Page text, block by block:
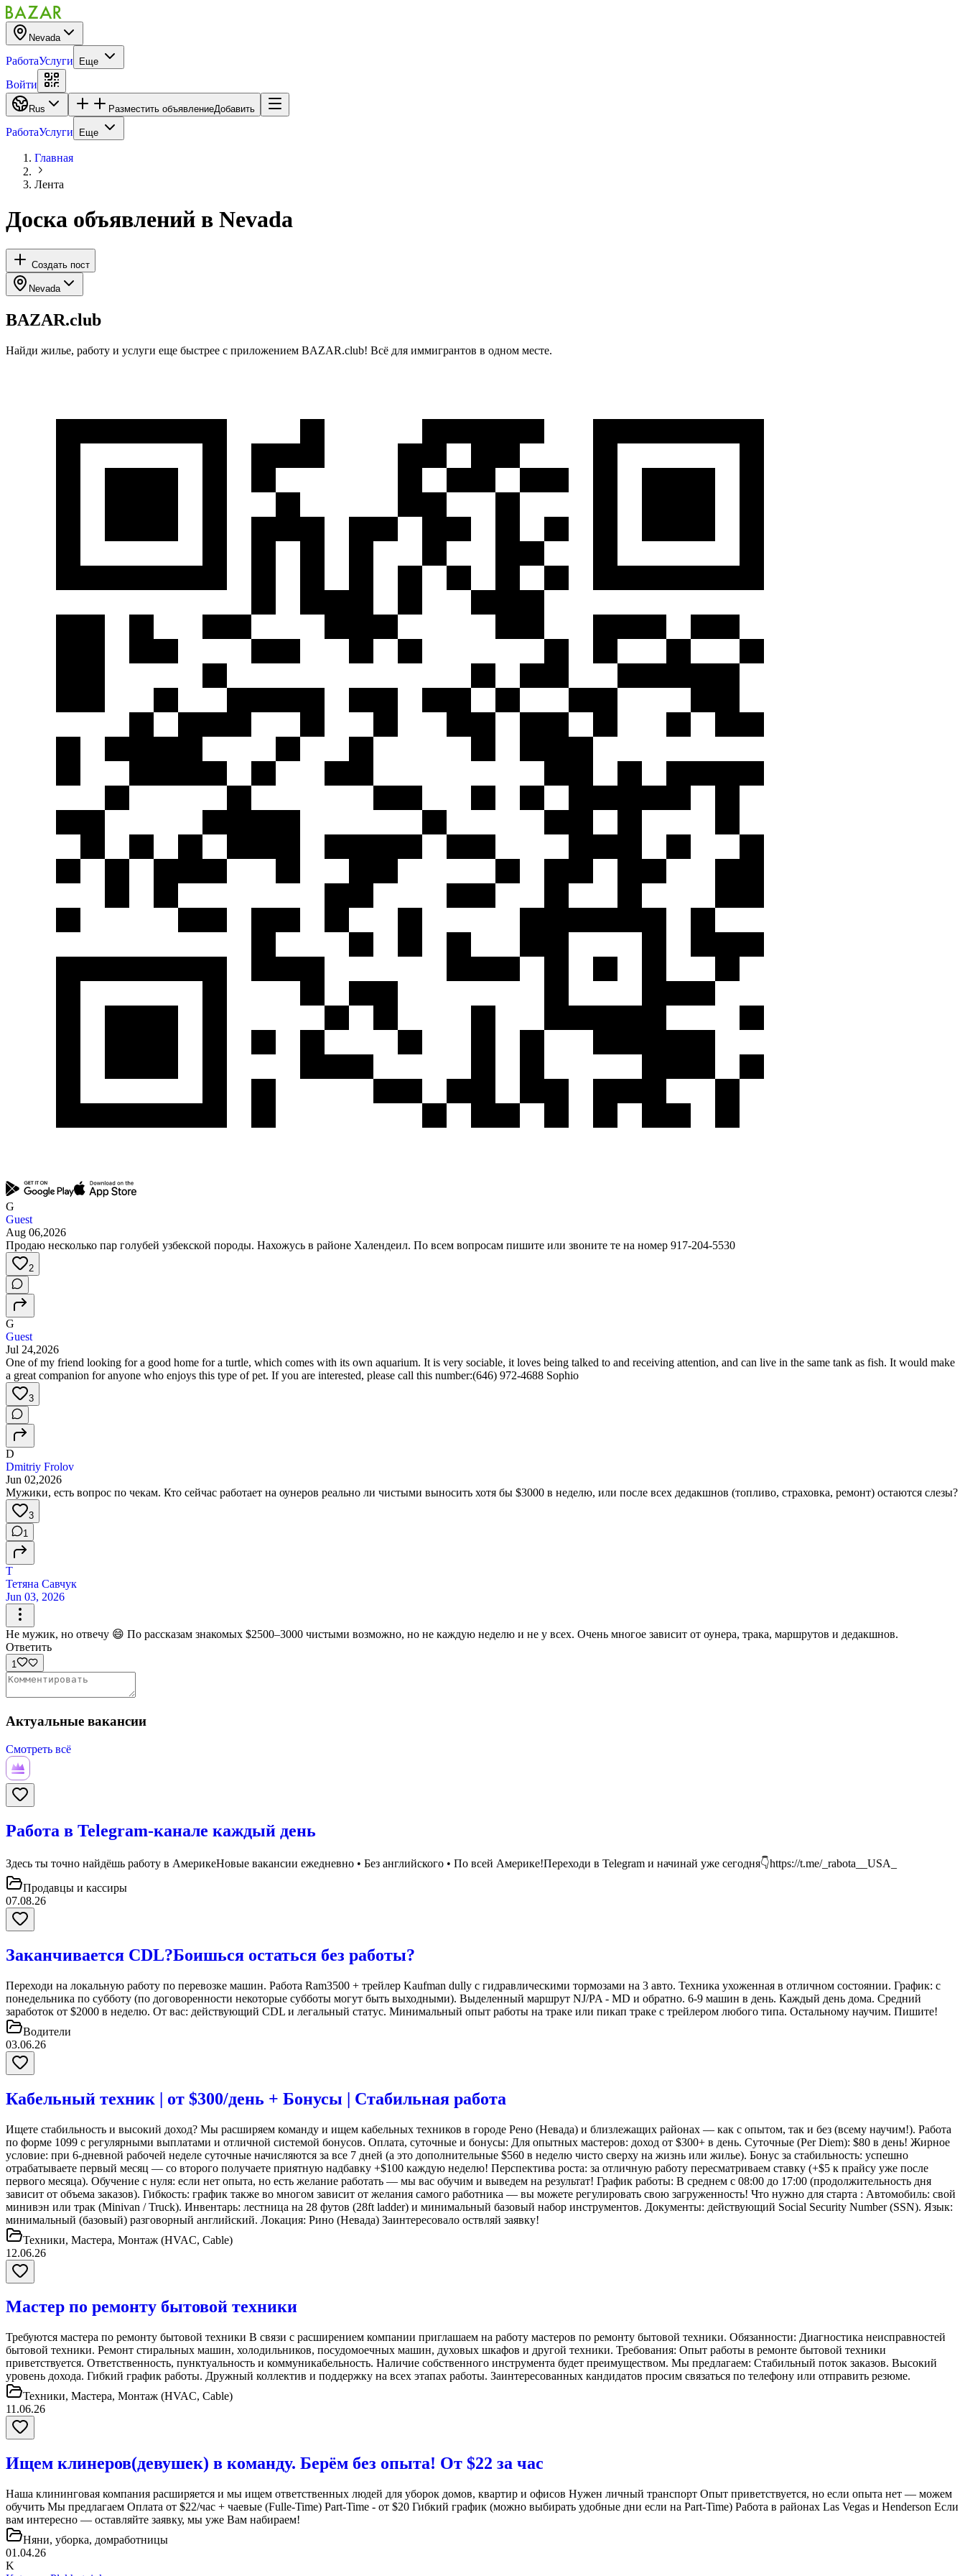
Nevada
РаботаУслуги Еще
Войти
Rus Разместить объявлениеДобавить
РаботаУслуги Еще
Главная
Лента
Доска объявлений в Nevada
Создать пост
Nevada
BAZAR.club
Найди жилье, работу и услуги еще быстрее с приложением BAZAR.club! Всё для иммигрантов в одном месте.
G
Guest
Aug 06,2026
Продаю несколько пар голубей узбекской породы. Нахожусь в районе Халендеил. По всем вопросам пишите или звоните те на номер 917-204-5530
2
G
Guest
Jul 24,2026
One of my friend looking for a good home for a turtle, which comes with its own aquarium. It is very sociable, it loves being talked to and receiving attention, and can live in the same tank as fish. It would make
a great companion for anyone who enjoys this type of pet. If you are interested, please call this number:(646) 972-4688 Sophio
3
D
Dmitriy Frolov
Jun 02,2026
Мужики, есть вопрос по чекам. Кто сейчас работает на оунеров реально ли чистыми выносить хотя бы $3000 в неделю, или после всех дедакшнов (топливо, страховка, ремонт) остаются слезы?
3
1
Т
Тетяна Савчук
Jun 03, 2026
Не мужик, но отвечу 😄 По рассказам знакомых $2500–3000 чистыми возможно, но не каждую неделю и не у всех. Очень многое зависит от оунера, трака, маршрутов и дедакшнов.
Ответить
1
Актуальные вакансии
Смотреть всё
Работа в Telegram-канале каждый день
Здесь ты точно найдёшь работу в АмерикеНовые вакансии ежедневно • Без английского • По всей Америке!Переходи в Telegram и начинай уже сегодня👇https://t.me/_rabota__USA_
Продавцы и кассиры
07.08.26
Заканчивается CDL?Боишься остаться без работы?
Переходи на локальную работу по перевозке машин. Работа Ram3500 + трейлер Kaufman dully с гидравлическими тормозами на 3 авто. Техника ухоженная в отличном состоянии. График: с
понедельника по субботу (по договоренности некоторые субботы могут быть выходными). Выделенный маршрут NJ/PA - MD и обратно. 6-9 машин в день. Каждый день дома. Средний
заработок от $2000 в неделю. От вас: действующий CDL и легальный статус. Минимальный опыт работы на траке или пикап траке с трейлером любого типа. Остальному научим. Пишите!
Водители
03.06.26
Кабельный техник | от $300/день + Бонусы | Стабильная работа
Ищете стабильность и высокий доход? Мы расширяем команду и ищем кабельных техников в городе Рено (Невада) и близлежащих районах — как с опытом, так и без (всему научим!). Работа
по форме 1099 с регулярными выплатами и отличной системой бонусов. Оплата, суточные и бонусы: Для опытных мастеров: доход от $300+ в день. Суточные (Per Diem): $80 в день! Жирное
условие: при 6-дневной рабочей неделе суточные начисляются за все 7 дней (а это дополнительные $560 в неделю чисто сверху на жизнь или жилье). Бонус за стабильность: успешно
отрабатываете первый месяц — со второго получаете приятную надбавку +$100 каждую неделю! Перспектива роста: за отличную работу пересматриваем ставку (+$5 к прайсу уже после
первого месяца). Обучение с нуля: если нет опыта, но есть желание работать — мы вас обучим и выведем на результат! График работы: В среднем с 08:00 до 17:00 (продолжительность дня
зависит от объема заказов). Гибкость: график также во многом зависит от желания самого работника — вы можете регулировать свою загруженность! Что нужно для старта : Автомобиль: свой
минивэн или трак (Minivan / Truck). Инвентарь: лестница на 28 футов (28ft ladder) и минимальный базовый набор инструментов. Документы: действующий Social Security Number (SSN). Язык:
минимальный (базовый) разговорный английский. Локация: Рино (Невада) Заинтересовало оствляй заявку!
Техники, Мастера, Монтаж (HVAC, Cable)
12.06.26
Мастер по ремонту бытовой техники
Требуются мастера по ремонту бытовой техники В связи с расширением компании приглашаем на работу мастеров по ремонту бытовой техники. Обязанности: Диагностика неисправностей
бытовой техники. Ремонт стиральных машин, холодильников, посудомоечных машин, духовых шкафов и другой техники. Требования: Опыт работы в ремонте бытовой техники
приветствуется. Ответственность, пунктуальность и коммуникабельность. Наличие собственного инструмента будет преимуществом. Мы предлагаем: Стабильный поток заказов. Высокий
уровень дохода. Гибкий график работы. Дружный коллектив и поддержку на всех этапах работы. Заинтересованных кандидатов просим связаться по телефону или отправить резюме.
Техники, Мастера, Монтаж (HVAC, Cable)
11.06.26
Ищем клинеров(девушек) в команду. Берём без опыта! От $22 за час
Наша клининговая компания расширяется и мы ищем ответственных людей для уборок домов, квартир и офисов Нужен личный транспорт Опыт приветствуется, но если опыта нет — можем
обучить Мы предлагаем Оплата от $22/час + чаевые (Fulle-Time) Part-Time - от $20 Гибкий график (можно выбирать удобные дни если на Part-Time) Работа в районах Las Vegas и Henderson Если
вам интересно — оставляйте заявку, мы уже Вам набираем!
Няни, уборка, домработницы
01.04.26
K